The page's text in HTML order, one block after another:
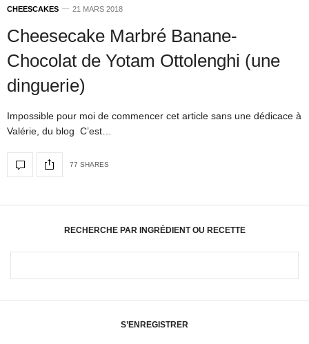
CHEESCAKES 21 MARS 2018
Cheesecake Marbré Banane-
Chocolat de Yotam Ottolenghi (une
dinguerie)
Impossible pour moi de commencer cet article sans une dédicace à
Valérie, du blog C’est…
77 SHARES
RECHERCHE PAR INGRÉDIENT OU RECETTE
S’ENREGISTRER